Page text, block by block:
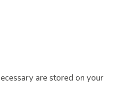
are stored on your